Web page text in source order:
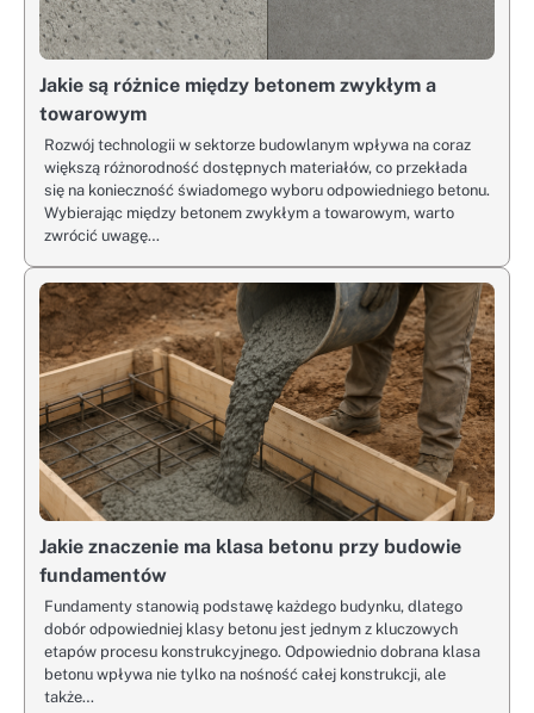
Jakie są różnice między betonem zwykłym a
towarowym
Rozwój technologii w sektorze budowlanym wpływa na coraz
większą różnorodność dostępnych materiałów, co przekłada
się na konieczność świadomego wyboru odpowiedniego betonu.
Wybierając między betonem zwykłym a towarowym, warto
zwrócić uwagę…
Jakie znaczenie ma klasa betonu przy budowie
fundamentów
Fundamenty stanowią podstawę każdego budynku, dlatego
dobór odpowiedniej klasy betonu jest jednym z kluczowych
etapów procesu konstrukcyjnego. Odpowiednio dobrana klasa
betonu wpływa nie tylko na nośność całej konstrukcji, ale
także…